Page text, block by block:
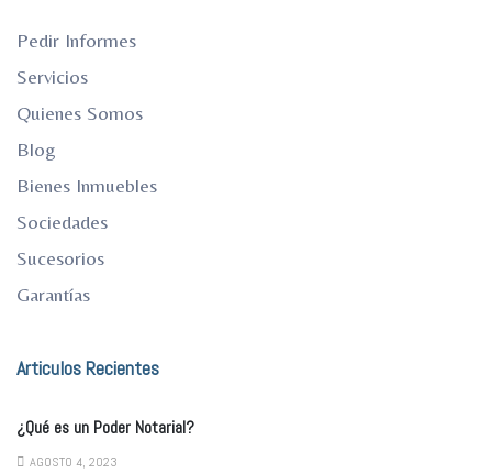
Pedir Informes
Servicios
Quienes Somos
Blog
Bienes Inmuebles
Sociedades
Sucesorios
Garantías
Articulos Recientes
¿Qué es un Poder Notarial?
AGOSTO 4, 2023